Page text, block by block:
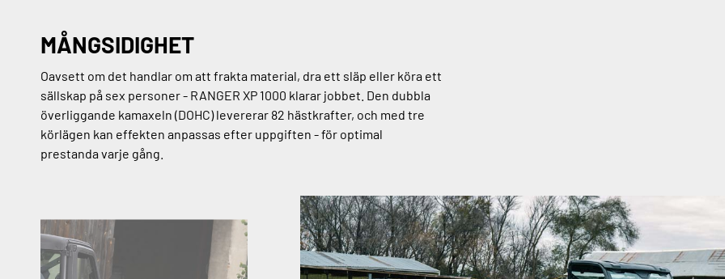
MÅNGSIDIGHET
Oavsett om det handlar om att frakta material, dra ett släp eller köra ett
sällskap på sex personer - RANGER XP 1000 klarar jobbet. Den dubbla
överliggande kamaxeln (DOHC) levererar 82 hästkrafter, och med tre
körlägen kan effekten anpassas efter uppgiften - för optimal
prestanda varje gång.